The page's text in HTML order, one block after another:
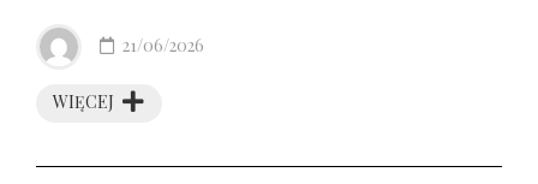
WIĘCEJ
21/06/2026